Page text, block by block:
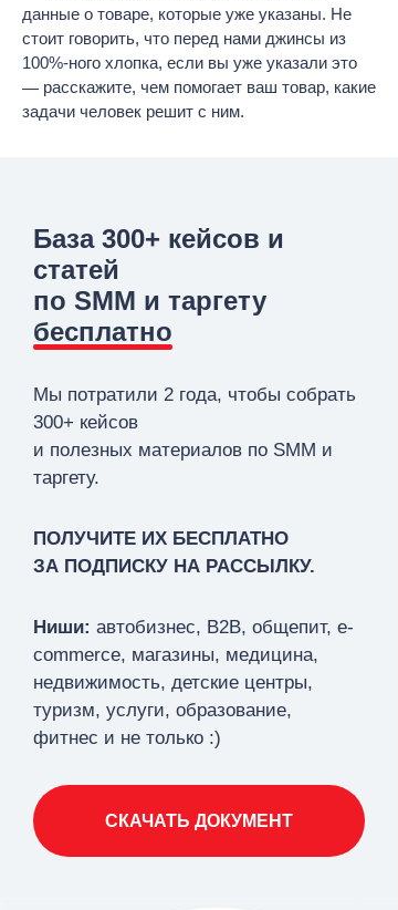
данные о товаре, которые уже указаны. Не
стоит говорить, что перед нами джинсы из
100%-ного хлопка, если вы уже указали это
расскажите, чем помогает ваш товар, какие
задачи человек решит с ним.
База 300+ кейсов и
статей
по SMM и таргету
бесплатно
Мы потратили 2 года, чтобы собрать
300+ кейсов
и полезных материалов по SMM и
таргету.
ПОЛУЧИТЕ ИХ БЕСПЛАТНО
ЗА ПОДПИСКУ НА РАССЫЛКУ.
Ниши: автобизнес, В2В, общепит, e-
commerce, магазины, медицина,
недвижимость, детские центры,
туризм, услуги, образование,
фитнес и не только :)
СКАЧАТЬ ДОКУМЕНТ